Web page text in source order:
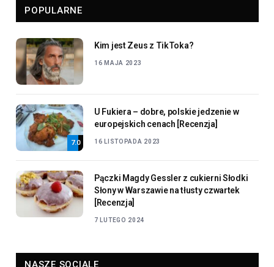
POPULARNE
Kim jest Zeus z TikToka?
16 MAJA 2023
7.0
U Fukiera – dobre, polskie jedzenie w
europejskich cenach [Recenzja]
16 LISTOPADA 2023
Pączki Magdy Gessler z cukierni Słodki
Słony w Warszawie na tłusty czwartek
[Recenzja]
7 LUTEGO 2024
NASZE SOCIALE